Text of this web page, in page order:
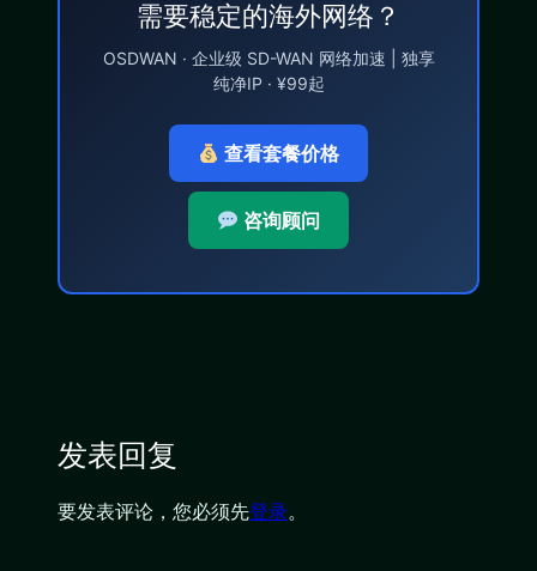
需要稳定的海外网络？
OSDWAN · 企业级 SD-WAN 网络加速 | 独享
纯净IP · ¥99起
查看套餐价格
咨询顾问
发表回复
要发表评论，您必须先登录。